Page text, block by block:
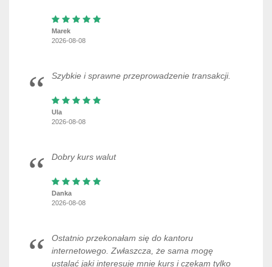
Marek
2026-08-08
Szybkie i sprawne przeprowadzenie transakcji.
Ula
2026-08-08
Dobry kurs walut
Danka
2026-08-08
Ostatnio przekonałam się do kantoru
internetowego. Zwłaszcza, że sama mogę
ustalać jaki interesuje mnie kurs i czekam tylko